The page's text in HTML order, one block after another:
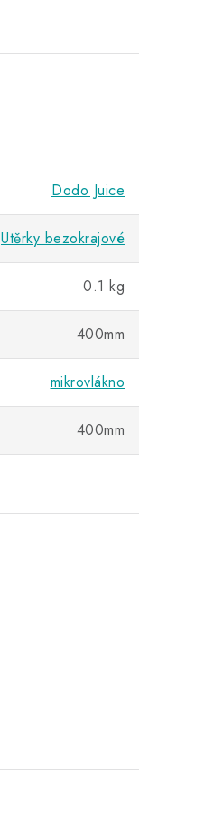
Dodo Juice
Utěrky bezokrajové
0.1 kg
400mm
mikrovlákno
400mm